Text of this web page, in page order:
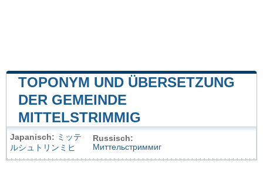
TOPONYM UND ÜBERSETZUNG
DER GEMEINDE
MITTELSTRIMMIG
Japanisch: ミッテ
ルシュトリンミヒ
Russisch:
Миттельстриммиг